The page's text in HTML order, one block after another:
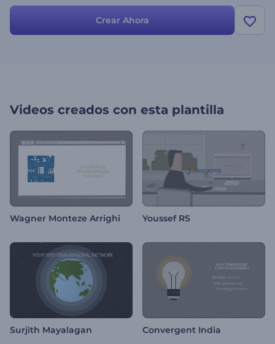
Crear Ahora
Videos creados con esta plantilla
Wagner Monteze Arrighi Youssef RS
Surjith Mayalagan Convergent India